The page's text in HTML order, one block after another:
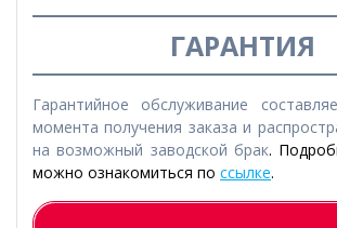
ГАРАНТИЯ
Гарантийное обслуживание
момента получения заказа и
на возможный заводской брак.
можно ознакомиться по ссылке.